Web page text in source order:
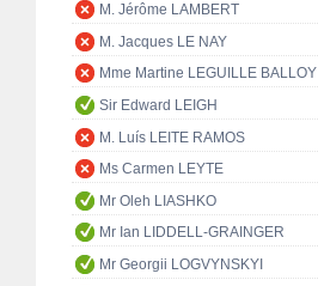
M. Jérôme LAMBERT
M. Jacques LE NAY
Mme Martine LEGUILLE BALLOY
Sir Edward LEIGH
M. Luís LEITE RAMOS
Ms Carmen LEYTE
Mr Oleh LIASHKO
Mr Ian LIDDELL-GRAINGER
Mr Georgii LOGVYNSKYI